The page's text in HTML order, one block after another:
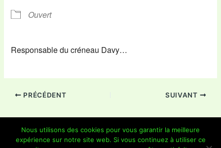
Ouvert
Responsable du créneau Davy…
PRÉCÉDENT SUIVANT
Nous utilisons des cookies pour vous garantir la meilleure
expérience sur notre site web. Si vous continuez à utiliser ce